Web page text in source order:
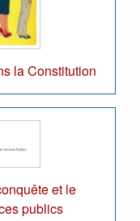
la Constitution
et le
publics